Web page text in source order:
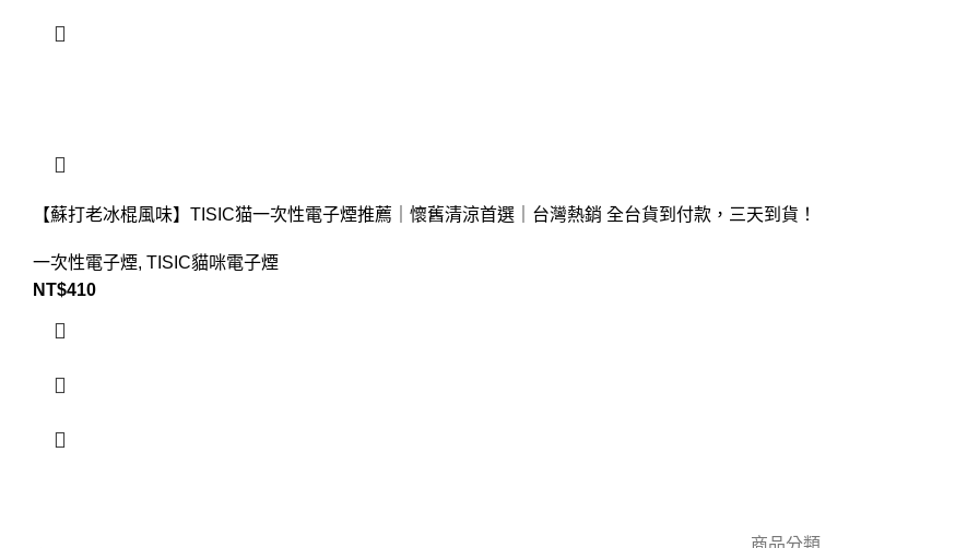
【蘇打老冰棍風味】TISIC猫一次性電子煙推薦｜懷舊清涼首選｜台灣熱銷 全台貨到付款，三天到貨！
一次性電子煙, TISIC貓咪電子煙
NT$410
商品分類